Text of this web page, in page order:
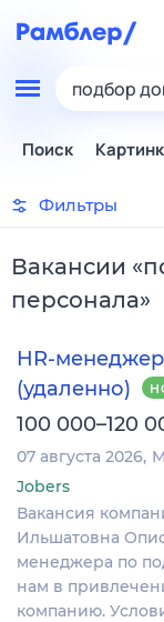
подбор
Поиск
Фильтры
Вакансии «
персонала»
HR-
(удаленно)
100 000–120
07 августа 2026
Jobers
Вакансия
Ильшатовна
менеджера по
нам в
компанию.